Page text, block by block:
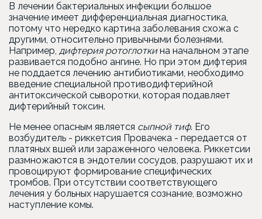
В лечении бактериальных инфекции большое
значение имеет дифференциальная диагностика,
потому что нередко картина заболевания схожа с
другими, относительно привычными болезнями.
Например, дифтерия ротоглоткина начальном этапе
развивается подобно ангине. Но при этом дифтерия
не поддается лечению антибиотиками, необходимо
введение специальной противодифтерийной
антитоксической сыворотки, которая подавляет
дифтерийный токсин.
Не менее опасным является сыпной тиф. Его
возбудитель - риккетсия Провачека - передается от
платяных вшей или зараженного человека. Риккетсии
размножаются в эндотелии сосудов, разрушают их и
провоцируют формирование специфических
тромбов. При отсутствии соответствующего
лечения у больных нарушается сознание, возможно
наступление комы.